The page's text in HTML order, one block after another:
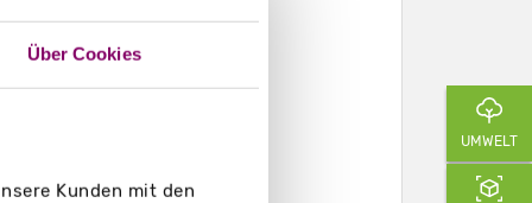
Über Cookies
Kunden mit den
UMWELT